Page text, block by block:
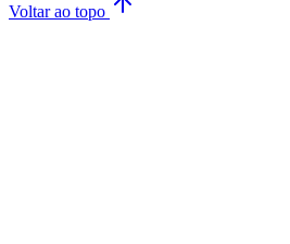
Voltar ao topo